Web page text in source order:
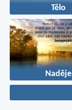
Tělo
Naděje